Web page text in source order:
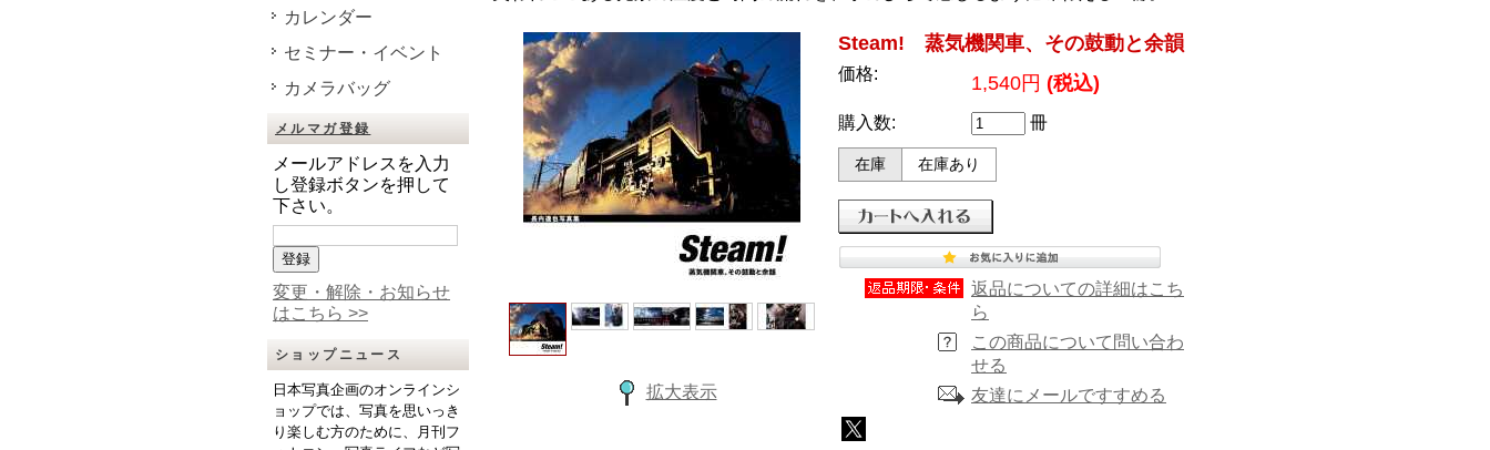
カレンダー
セミナー・イベント
カメラバッグ
メルマガ登録
メールアドレスを入力
し登録ボタンを押して
下さい。
変更・解除・お知らせ
はこちら >>
ショップニュース
日本写真企画のオンラインシ
ョップでは、写真を思いっき
り楽しむ方のために、月刊フ
拡大表示
Steam! 蒸気機関車、その鼓動と余韻
価格: 1,540円 (税込)
購入数: 冊
在庫 在庫あり
返品についての詳細はこち
ら
この商品について問い合わ
せる
友達にメールですすめる